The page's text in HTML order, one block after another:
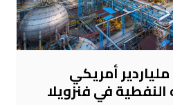
أمريكي
في فنزويلا